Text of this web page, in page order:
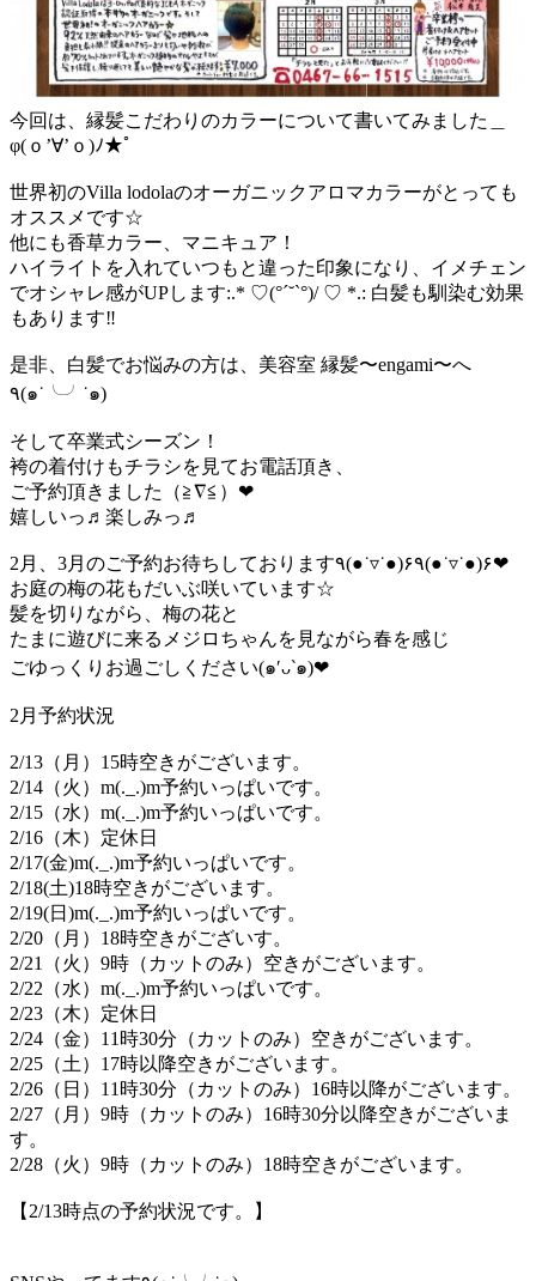
今回は、縁髪こだわりのカラーについて書いてみました＿
φ(ｏ’∀’ｏ)ﾉ★ﾟ
世界初のVilla lodolaのオーガニックアロマカラーがとっても
オススメです☆
他にも香草カラー、マニキュア！
ハイライトを入れていつもと違った印象になり、イメチェン
でオシャレ感がUPします:.* ♡(°´˘`°)/ ♡ *.: 白髪も馴染む効果
もあります‼︎
是非、白髪でお悩みの方は、美容室 縁髪〜engami〜へ
٩(๑˙╰╯˙๑)
そして卒業式シーズン！
袴の着付けもチラシを見てお電話頂き、
ご予約頂きました（≧∇≦）❤︎
嬉しいっ♬楽しみっ♬
2月、3月のご予約お待ちしております٩(●˙▿˙●)۶٩(●˙▿˙●)۶❤︎
お庭の梅の花もだいぶ咲いています☆
髪を切りながら、梅の花と
たまに遊びに来るメジロちゃんを見ながら春を感じ
ごゆっくりお過ごしください(๑′ᴗ‵๑)❤︎
2月予約状況
2/13（月）15時空きがございます。
2/14（火）m(._.)m予約いっぱいです。
2/15（水）m(._.)m予約いっぱいです。
2/16（木）定休日
2/17(金)m(._.)m予約いっぱいです。
2/18(土)18時空きがございます。
2/19(日)m(._.)m予約いっぱいです。
2/20（月）18時空きがございす。
2/21（火）9時（カットのみ）空きがございます。
2/22（水）m(._.)m予約いっぱいです。
2/23（木）定休日
2/24（金）11時30分（カットのみ）空きがございます。
2/25（土）17時以降空きがございます。
2/26（日）11時30分（カットのみ）16時以降がございます。
2/27（月）9時（カットのみ）16時30分以降空きがございま
す。
2/28（火）9時（カットのみ）18時空きがございます。
【2/13時点の予約状況です。】